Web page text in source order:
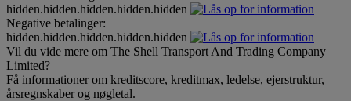
hidden.hidden.hidden.hidden.hidden
Negative betalinger:
hidden.hidden.hidden.hidden.hidden
Vil du vide mere om The Shell Transport And Trading Company
Limited?
Få informationer om kreditscore, kreditmax, ledelse, ejerstruktur,
årsregnskaber og nøgletal.